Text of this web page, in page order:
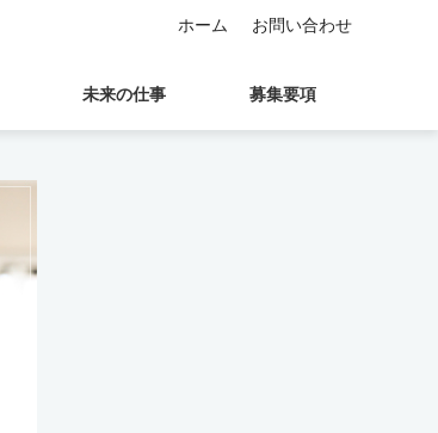
未来の仕事 募集要項
ホーム お問い合わせ